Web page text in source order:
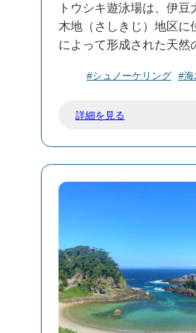
トウシキ遊泳場は、伊
木地（さしきじ）地区に
によって形成された天然
と豊かな海洋生物が魅力
知られています。
形が、波の影響を受けに
ケリングを楽しむことが
豊かな海洋生物：カラフ
ソギンチャク、サンゴな
生き物を観察できます。
どの熱帯魚が見られるこ
#シュノーケリング #海
詳細を見る